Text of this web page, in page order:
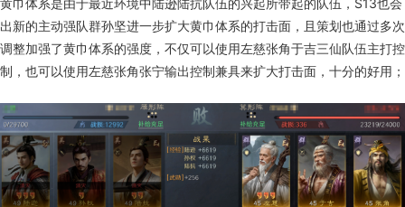
出新的主动强队群孙坚进一步扩大黄巾体系的打击面，且策划也通过多次
调整加强了黄巾体系的强度，不仅可以使用左慈张角于吉三仙队伍主打控
制，也可以使用左慈张角张宁输出控制兼具来扩大打击面，十分的好用；